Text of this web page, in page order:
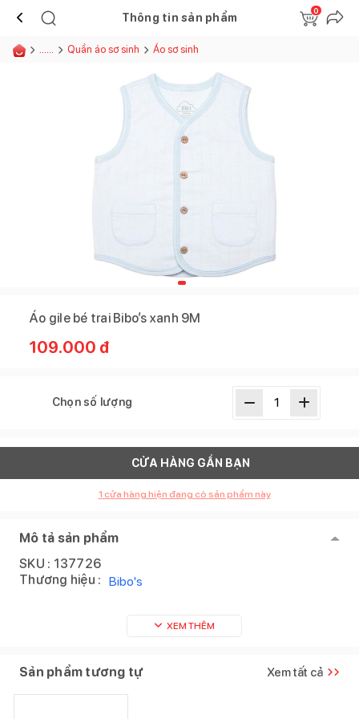
Thông tin sản phẩm
0
...... Quần áo sơ sinh Áo sơ sinh
Áo gile bé trai Bibo’s xanh 9M
109.000 đ
Chọn số lượng
CỬA HÀNG GẦN BẠN
1 cửa hàng hiện đang có sản phẩm này
Mô tả sản phẩm
SKU : 137726
Thương hiệu : Bibo's
XEM THÊM
Sản phẩm tương tự Xem tất cả